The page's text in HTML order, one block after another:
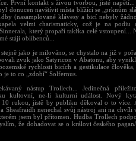
První kontakt s živou tvorbou, jisté napětí...
donucen navštívit místa blížící se „prknům
(nasamplované klávesy a bicí nebyly
velmi charismaticky, což je na podiu
který propaří takřka celé vstoupení...
stáji oblíbenců...
jako je milováno, se chystalo na již v
zvuk jako Satyricon v Abatonu, aby
rychlosti bicích a gestikulace
je to co „zdobí“ Solfernus.
nástup Trollech... Jedinečná
kultovní, ne-li kulturní událost. Nový
10 rukou, jistě by publiku děkoval o to více.
nenechal svůj nástroj ani na chvíli
jsem byl přítomen. Hudba Trollech
že dohadovat se o královi českého